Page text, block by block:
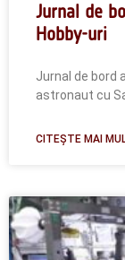
Jurnal de
Hobby-uri
Jurnal de bord
astronaut cu
CITEȘTE MAI